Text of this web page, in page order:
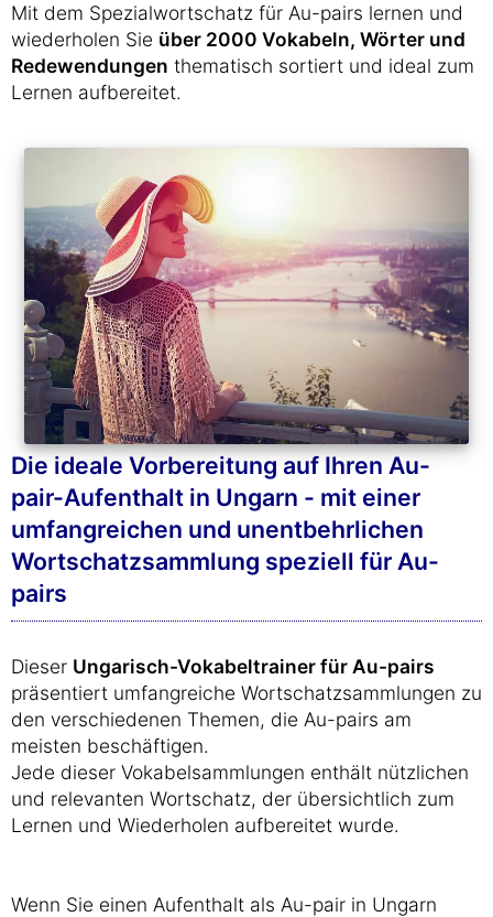
Mit dem Spezialwortschatz für Au-pairs lernen und
wiederholen Sie über 2000 Vokabeln, Wörter und
Redewendungen thematisch sortiert und ideal zum
Lernen aufbereitet.
Die ideale Vorbereitung auf Ihren Au-
pair-Aufenthalt in Ungarn - mit einer
umfangreichen und unentbehrlichen
Wortschatzsammlung speziell für Au-
pairs
Dieser Ungarisch-Vokabeltrainer für Au-pairs
präsentiert umfangreiche Wortschatzsammlungen zu
den verschiedenen Themen, die Au-pairs am
meisten beschäftigen.
Jede dieser Vokabelsammlungen enthält nützlichen
und relevanten Wortschatz, der übersichtlich zum
Lernen und Wiederholen aufbereitet wurde.
Wenn Sie einen Aufenthalt als Au-pair in Ungarn